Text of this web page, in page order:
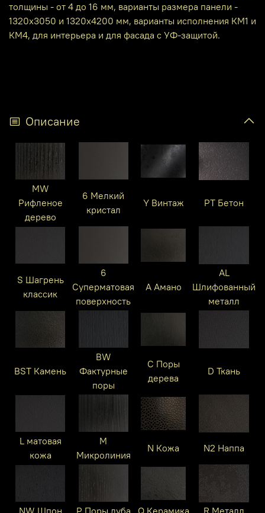
толщины - от 4 до 16 мм, варианты размера панели -
1320х3050 и 1320х4200 мм, варианты исполнения КМ1 и
КМ4, для интерьера и для фасада с УФ-защитой.
Описание
MW
Рифленое
дерево
6 Мелкий
кристал
Y Винтаж PT Бетон
S Шагрень
классик
6
Суперматовая
поверхность
A Амано
AL
Шлифованный
металл
BST Камень
BW
Фактурные
поры
C Поры
дерева
D Ткань
L матовая
кожа
M
Микролиния
N Кожа N2 Наппа
NW Шпон P Поры дуба Q Керамика R Металл